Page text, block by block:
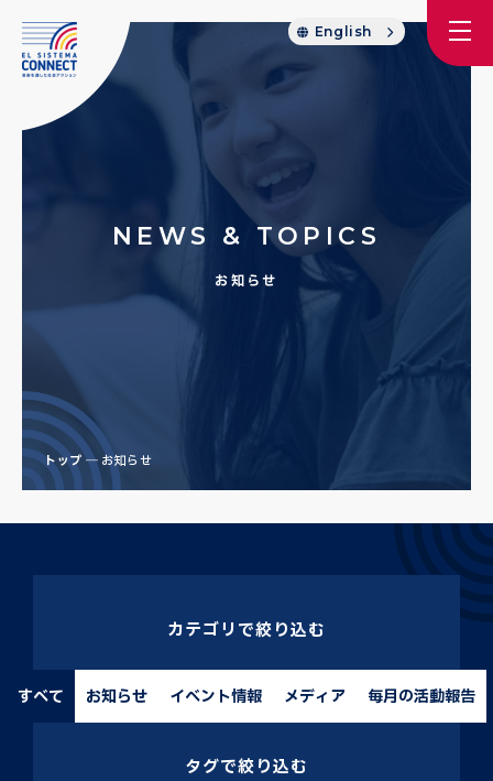
English
NEWS & TOPICS
お知らせ
トップ お知らせ
カテゴリで絞り込む
すべて お知らせ イベント情報 メディア 毎月の活動報告
タグで絞り込む